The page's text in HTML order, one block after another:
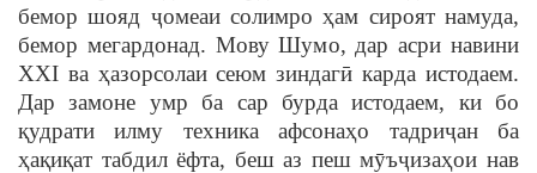
бемор шояд ҷомеаи солимро ҳам сироят намуда,
бемор мегардонад. Мову Шумо, дар асри навини
XXI ва ҳазорсолаи сеюм зиндагӣ карда истодаем.
Дар замоне умр ба сар бурда истодаем, ки бо
қудрати илму техника афсонаҳо тадриҷан ба
ҳақиқат табдил ёфта, беш аз пеш мӯъҷизаҳои нав